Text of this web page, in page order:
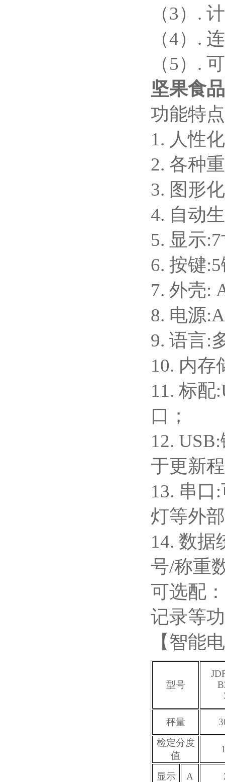
（3）.
（4）.
（5）.
坚果食
功能特
1. 人性
2. 各种
3. 图形
4. 自动
5. 显示
6. 按键
7. 外壳:
8. 电源
9. 语言:
10. 内存
11. 标配
口；
12.
于更新
13. 串口
灯等外
14. 数据
号/称重
可选配
记录等
【智能
型号
秤量
检定分度
值
显示
A